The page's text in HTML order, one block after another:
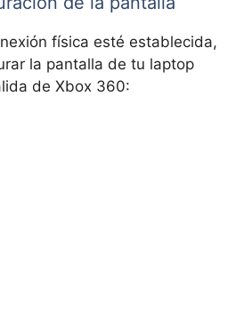
física esté establecida,
la pantalla de tu laptop
de Xbox 360: